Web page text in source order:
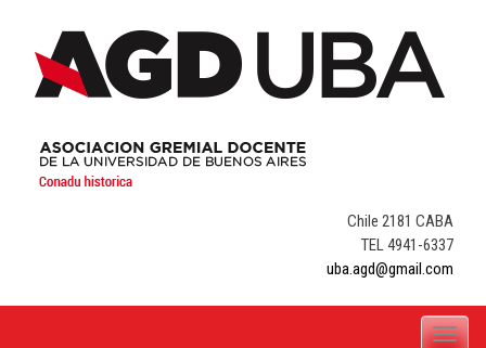
content
Chile 2181 CABA
TEL 4941-6337
uba.agd@gmail.com
Toggle